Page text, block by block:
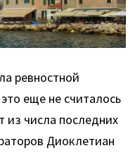
ревностной
еще не считалось
из числа последних
Диоклетиан